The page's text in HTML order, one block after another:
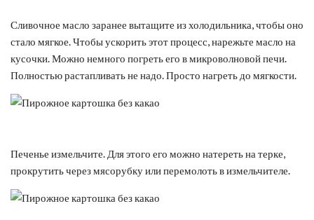
Сливочное масло заранее вытащите из холодильника, чтобы оно
стало мягкое. Чтобы ускорить этот процесс, нарежьте масло на
кусочки. Можно немного погреть его в микроволновой печи.
Полностью растапливать не надо. Просто нагреть до мягкости.
Печенье измельчите. Для этого его можно натереть на терке,
прокрутить через мясорубку или перемолоть в измельчителе.